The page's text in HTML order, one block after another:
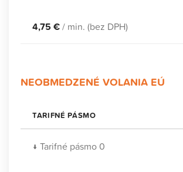
4,75 €/ min. (bez DPH)
NEOBMEDZENÉ VOLANIA EÚ
TARIFNÉ PÁSMO
↓ Tarifné pásmo 0